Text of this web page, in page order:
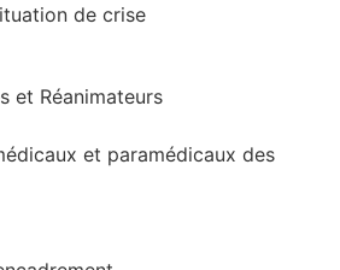
de crise
et Réanimateurs
et paramédicaux des